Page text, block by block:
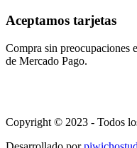
Aceptamos tarjetas
Compra sin preocupaciones
de Mercado Pago.
Copyright © 2023 - Todos